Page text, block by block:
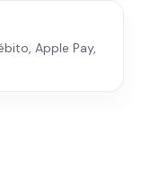
Apple Pay,